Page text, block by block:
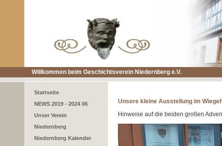
Willkommen beim Geschichtsverein Niedernberg e.V.
Startseite
NEWS 2019 - 2024 06
Unser Verein
Niedernberg
Niedernberg Kalender
Unsere kleine Ausstellung im
Hinweise auf die beiden großen